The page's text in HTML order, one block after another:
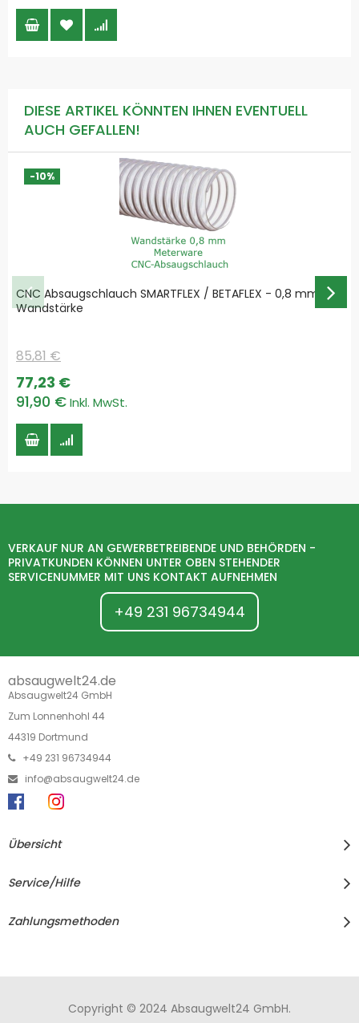
DIESE ARTIKEL KÖNNTEN IHNEN EVENTUELL
AUCH GEFALLEN!
-10%
CNC Absaugschlauch SMARTFLEX / BETAFLEX - 0,8 mm
Wandstärke
Special
Price
91,90 €
77,23 €
85,81 €
VERKAUF NUR AN GEWERBETREIBENDE UND BEHÖRDEN -
PRIVATKUNDEN KÖNNEN UNTER OBEN STEHENDER
SERVICENUMMER MIT UNS KONTAKT AUFNEHMEN
+49 231 96734944
absaugwelt24.de
Absaugwelt24 GmbH
Zum Lonnenhohl 44
44319 Dortmund
+49 231 96734944
info@absaugwelt24.de
Übersicht
Service/Hilfe
Zahlungsmethoden
Copyright © 2024 Absaugwelt24 GmbH.